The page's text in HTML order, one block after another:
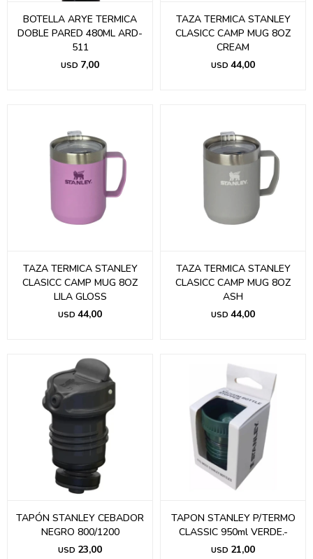
BOTELLA ARYE TERMICA
DOBLE PARED 480ML ARD-
511
USD 7,00
TAZA TERMICA STANLEY
CLASICC CAMP MUG 8OZ
CREAM
USD 44,00
TAZA TERMICA STANLEY
CLASICC CAMP MUG 8OZ
LILA GLOSS
USD 44,00
TAZA TERMICA STANLEY
CLASICC CAMP MUG 8OZ
ASH
USD 44,00
TAPÓN STANLEY CEBADOR
NEGRO 800/1200
USD 23,00
TAPON STANLEY P/TERMO
CLASSIC 950ml VERDE.-
USD 21,00